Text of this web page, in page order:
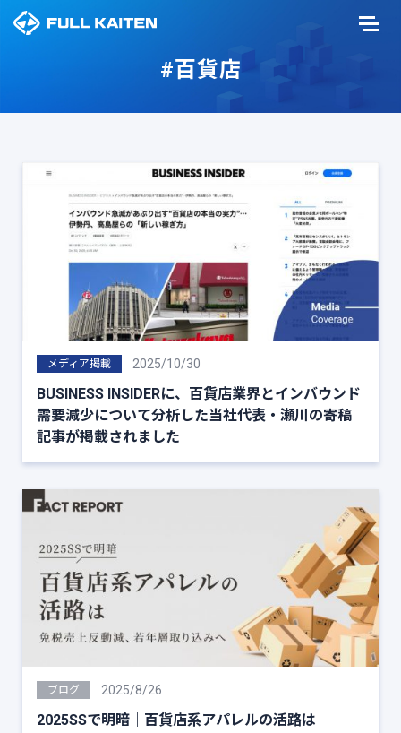
#百貨店
メディア掲載 2025/10/30
BUSINESS INSIDERに、百貨店業界とインバウンド
需要減少について分析した当社代表・瀬川の寄稿
記事が掲載されました
ブログ 2025/8/26
2025SSで明暗｜百貨店系アパレルの活路は